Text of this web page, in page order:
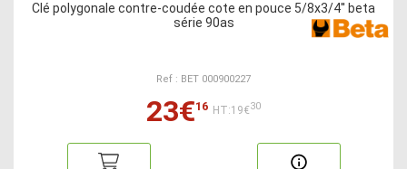
Clé polygonale contre-coudée cote en pouce 5/8x3/4'' beta
série 90as
Ref : BET 000900227
23€16 HT:19€30